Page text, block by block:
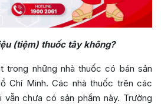
(tiệm) thuốc tây không?
trong những nhà thuốc có bán sản
Chí Minh. Các nhà thuốc trên các
vẫn chưa có sản phẩm này. Trường